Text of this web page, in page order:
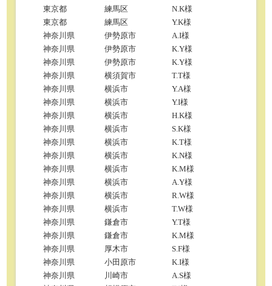
東京都
練馬区
N.K様
東京都
練馬区
Y.K様
神奈川県
伊勢原市
A.I様
神奈川県
伊勢原市
K.Y様
神奈川県
伊勢原市
K.Y様
神奈川県
横須賀市
T.T様
神奈川県
横浜市
Y.A様
神奈川県
横浜市
Y.I様
神奈川県
横浜市
H.K様
神奈川県
横浜市
S.K様
神奈川県
横浜市
K.T様
神奈川県
横浜市
K.N様
神奈川県
横浜市
K.M様
神奈川県
横浜市
A.Y様
神奈川県
横浜市
R.W様
神奈川県
横浜市
T.W様
神奈川県
鎌倉市
Y.T様
神奈川県
鎌倉市
K.M様
神奈川県
厚木市
S.F様
神奈川県
小田原市
K.I様
神奈川県
川崎市
A.S様